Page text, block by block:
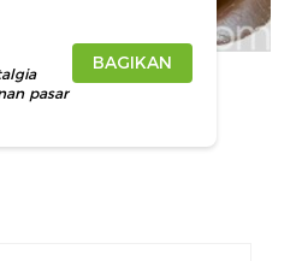
pasar
BAGIKAN